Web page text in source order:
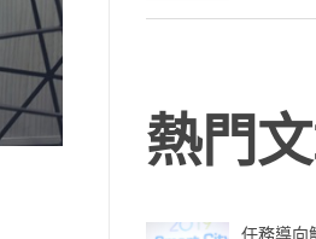
熱門
任務導向